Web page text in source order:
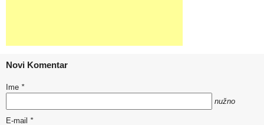
Novi Komentar
Ime *
nužno
E-mail *